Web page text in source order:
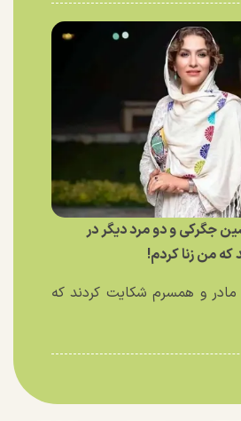
جگرکی و دو مرد دیگر در
که من زنا کردم!
و همسرم شکایت کردند که